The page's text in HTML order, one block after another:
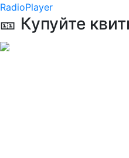
RadioPlayer
🎫 Купуйте